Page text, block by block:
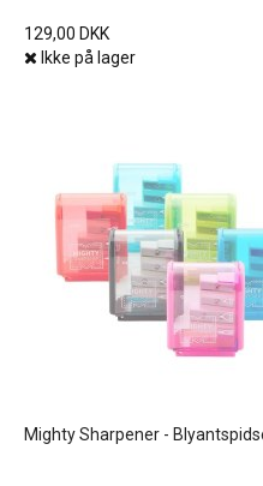
129,00 DKK
Ikke på lager
Mighty Sharpener -